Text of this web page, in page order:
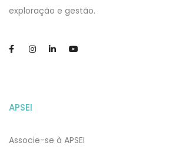
exploração e gestão.
APSEI
Associe-se à APSEI